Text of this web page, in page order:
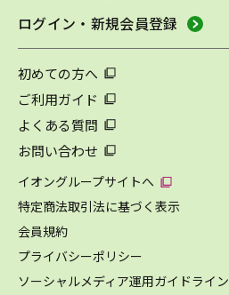
ログイン・新規会員登録
初めての方へ
ご利用ガイド
よくある質問
お問い合わせ
イオングループサイトへ
特定商法取引法に基づく表示
会員規約
プライバシーポリシー
ソーシャルメディア運用ガイドライン